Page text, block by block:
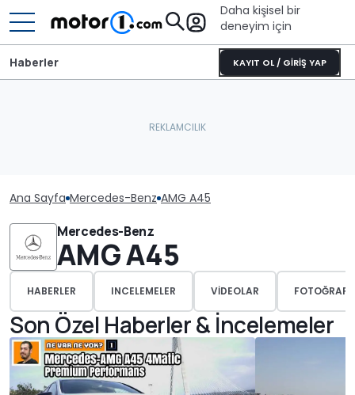
Daha kişisel bir
deneyim için
KAYIT OL / GİRİŞ YAP
Haberler
Ana Sayfa Mercedes-Benz AMG A45
Mercedes-Benz
AMG A45
HABERLER INCELEMELER VIDEOLAR
Son Özel Haberler & İncelemeler